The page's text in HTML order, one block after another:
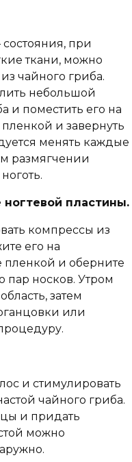
при
ткани, можно
чайного гриба.
небольшой
и поместить его на
и завернуть
менять каждые
размягчении
ногтевой пластины.
компрессы из
его на
пленкой и оберните
пар носков. Утром
затем
или
и стимулировать
чайного гриба.
и придать
можно